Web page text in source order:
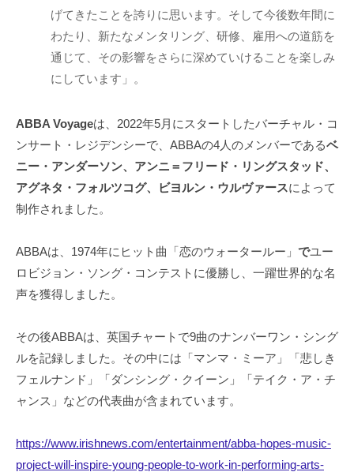
げてきたことを誇りに思います。そして今後数年間に
わたり、新たなメンタリング、研修、雇用への道筋を
通じて、その影響をさらに深めていけることを楽しみ
にしています」。
ABBA Voyageは、2022年5月にスタートしたバーチャル・コ
ンサート・レジデンシーで、ABBAの4人のメンバーであるベ
ニー・アンダーソン、アンニ＝フリード・リングスタッド、
アグネタ・フォルツコグ、ビヨルン・ウルヴァースによって
制作されました。
ABBAは、1974年にヒット曲「恋のウォータールー」 でユー
ロビジョン・ソング・コンテストに優勝し、一躍世界的な名
声を獲得しました。
その後ABBAは、英国チャートで9曲のナンバーワン・シング
ルを記録しました。その中には「マンマ・ミーア」「悲しき
フェルナンド」「ダンシング・クイーン」「テイク・ア・チ
ャンス」などの代表曲が含まれています。
https://www.irishnews.com/entertainment/abba-hopes-music-
project-will-inspire-young-people-to-work-in-performing-arts-